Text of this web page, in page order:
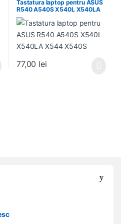
Tastatura laptop pentru ASUS
R540 A540S X540L X540LA
X544 X540S
77,00 lei